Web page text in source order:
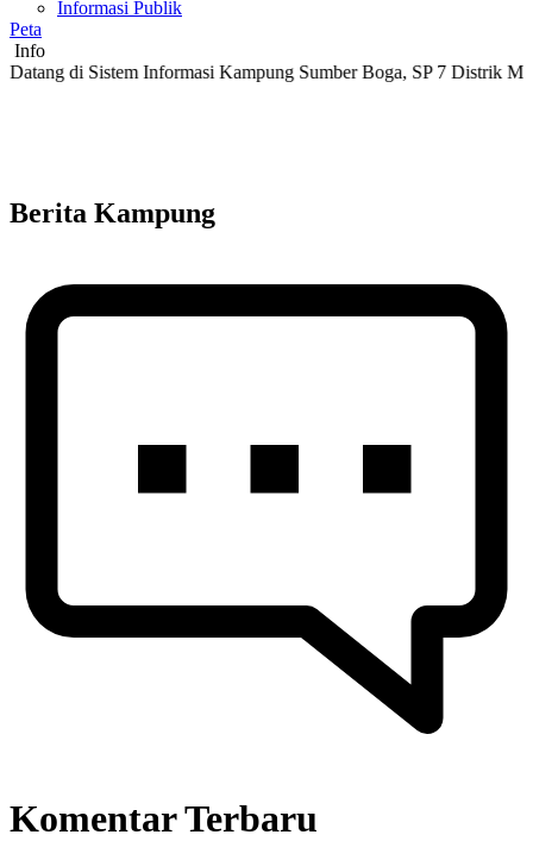
Informasi Publik
Peta
Info
Sistem Informasi Kampung Sumber Boga, SP 7 Distrik Masni,
Berita Kampung
Komentar Terbaru